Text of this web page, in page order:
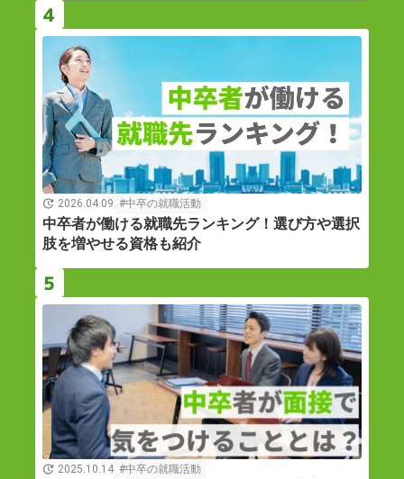
4
2026.04.09 中卒の就職活動
中卒者が働ける就職先ランキング！選び方や選択
肢を増やせる資格も紹介
5
2025.10.14 中卒の就職活動